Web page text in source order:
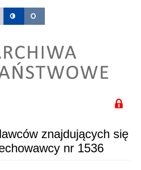
znajdujących się
nr 1536